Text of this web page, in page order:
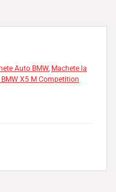
Auto BMW, Machete la
X5 M Competition